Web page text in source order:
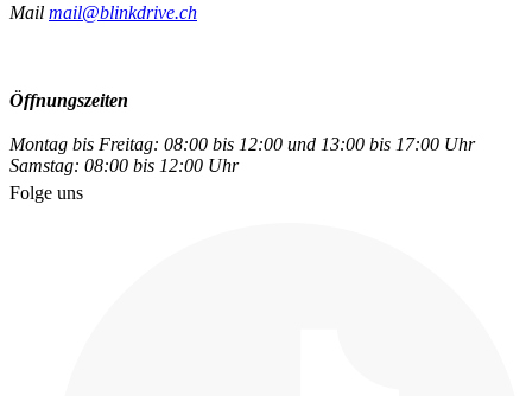
Mail mail@blinkdrive.ch
Öffnungszeiten
Montag bis Freitag: 08:00 bis 12:00 und 13:00 bis 17:00 Uhr
Samstag: 08:00 bis 12:00 Uhr
Folge uns